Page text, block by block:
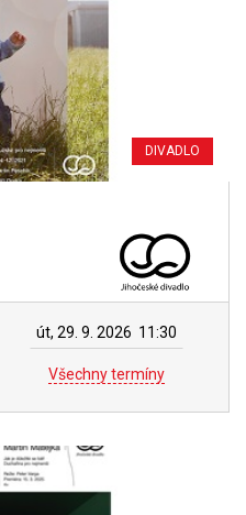
DIVADLO
út, 29. 9. 2026 11:30
Všechny termíny